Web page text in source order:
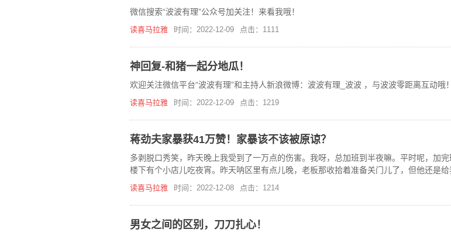
微信搜索“波波有理”公众号加关注！来看我哦！
读喜马拉雅 时间：2022-12-09 点击：1111
神回复-和猪一起分地瓜！
欢迎关注微信平台“波波有理”和主持人新浪微博：波波有理_波波 ，与波波零距离互动哦！
读喜马拉雅 时间：2022-12-09 点击：1219
蒋劲夫家暴获41万赞！家暴该不该被原谅？
多剥脱口秀笑，昨天晚上我受到了一万点的伤害。我呀，总加班到半夜嘛。平时呢，加
楼下有个小店儿吃夜宵。昨天呐区里有点儿晚，老板那收拾着准备关门儿了，但他还是
粉。我一看这凌晨三点呢，我挺感慨我说我俩呀，都一样是劳
读喜马拉雅 时间：2022-12-08 点击：1214
男女之间的区别，刀刀扎心！